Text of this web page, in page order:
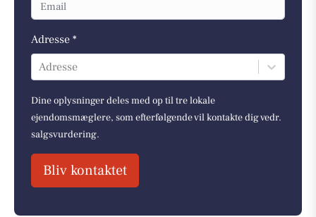
Adresse *
Adresse
Dine oplysninger deles med op til tre lokale
ejendomsmæglere, som efterfølgende vil kontakte dig vedr.
salgsvurdering.
Bliv kontaktet